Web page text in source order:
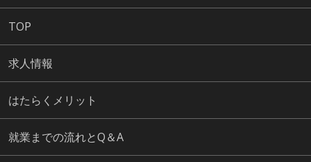
TOP
求人情報
はたらくメリット
就業までの流れとQ＆A